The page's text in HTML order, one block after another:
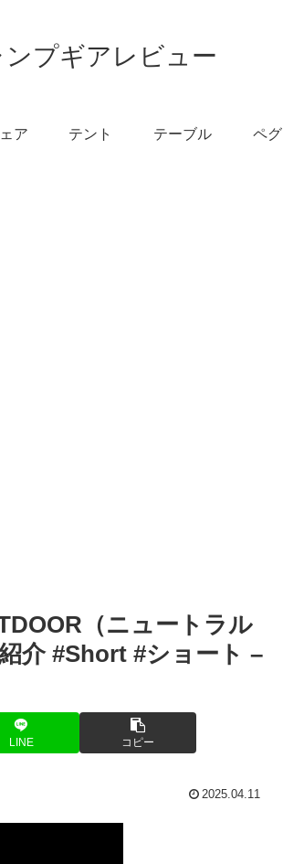
ンプギアレビュー
ア テント テーブル ペグ
（ニュートラル
介 #Short #ショート –
LINE コピー
2025.04.11